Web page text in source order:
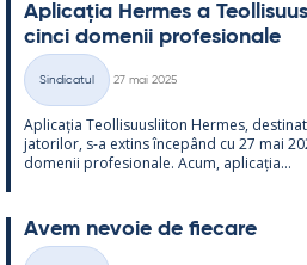
Aplicația Her­mes a
cinci do­me­nii pro­fe­sio­nale
Categorii
Sindicatul
27 mai 2025
Aplicația Teol­li­suus­lii­ton Her­mes,
ja­to­ri­lor, s-a ex­tins începând cu 27 mai
do­me­nii pro­fe­sio­nale. Acum, aplicația...
Avem ne­voie de fiecare